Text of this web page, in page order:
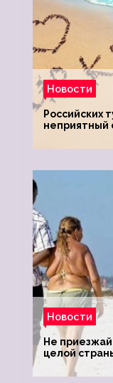
Новости
Российских
неприятный
Новости
Не
целой
туристки